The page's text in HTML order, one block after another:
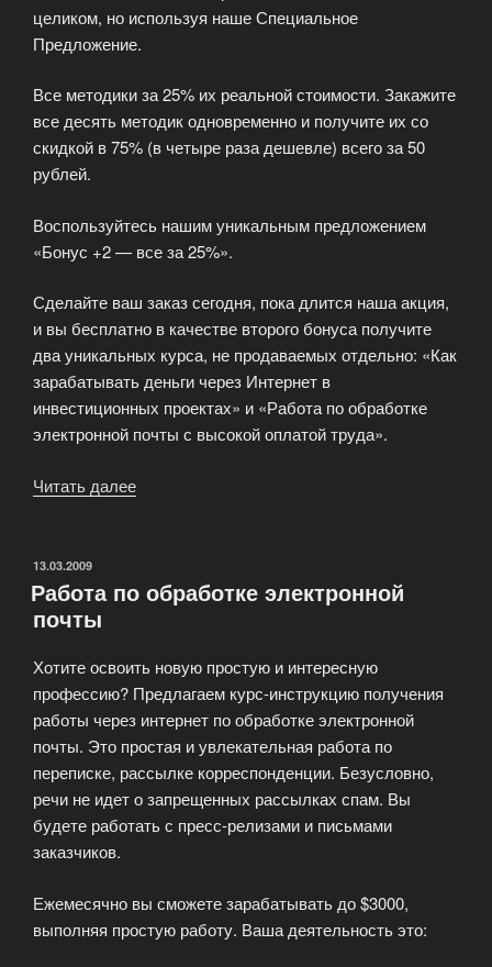
целиком, но используя наше Специальное
Предложение.
Все методики за 25% их реальной стоимости. Закажите
все десять методик одновременно и получите их со
скидкой в 75% (в четыре раза дешевле) всего за 50
рублей.
Воспользуйтесь нашим уникальным предложением
«Бонус +2 — все за 25%».
Сделайте ваш заказ сегодня, пока длится наша акция,
и вы бесплатно в качестве второго бонуса получите
два уникальных курса, не продаваемых отдельно: «Как
зарабатывать деньги через Интернет в
инвестиционных проектах» и «Работа по обработке
электронной почты с высокой оплатой труда».
Читать далее
ОПУБЛИКОВАНО
13.03.2009
Работа по обработке электронной
почты
Хотите освоить новую простую и интересную
профессию? Предлагаем курс-инструкцию получения
работы через интернет по обработке электронной
почты. Это простая и увлекательная работа по
переписке, рассылке корреспонденции. Безусловно,
речи не идет о запрещенных рассылках спам. Вы
будете работать с пресс-релизами и письмами
заказчиков.
Ежемесячно вы сможете зарабатывать до $3000,
выполняя простую работу. Ваша деятельность это: